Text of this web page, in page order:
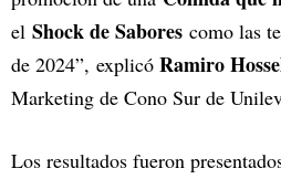
el Shock de Sabores como las
de 2024”, explicó Ramiro
Marketing de Cono Sur de
Los resultados fueron